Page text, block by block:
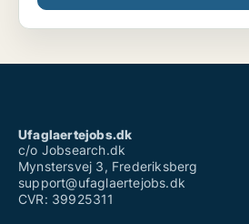
Ufaglaertejobs.dk
c/o Jobsearch.dk
Mynstersvej 3, Frederiksberg
support@ufaglaertejobs.dk
CVR: 39925311